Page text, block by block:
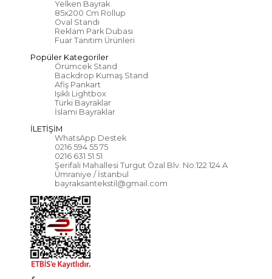
Yelken Bayrak
85x200 Cm Rollup
Oval Standı
Reklam Park Dubası
Fuar Tanıtım Ürünleri
Popüler Kategoriler
Örümcek Stand
Backdrop Kumaş Stand
Afiş Pankart
Işıklı Lightbox
Türki Bayraklar
İslami Bayraklar
İLETİŞİM
WhatsApp Destek
0216 594 55 75
0216 631 51 51
Şerifali Mahallesi Turgut Özal Blv. No:122 124 A
Ümraniye / İstanbul
bayraksantekstil@gmail.com